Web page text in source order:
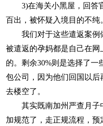
3)在海关小黑屋，回答
百出，被怀疑入境目的不纯
我们对于这些遣返案例
被遣返的孕妈都是自己在
的。剩余30%则是选择了一
包公司，因为他们回国以后
去楼空了。
其实既南加州严查月子
加规范了，走正规流程，